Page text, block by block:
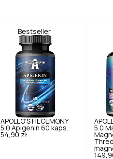
Bestseller
APOLLO'S HEGEMONY
5.0 Apigenin 60 kaps.
54,90 zł
5.0